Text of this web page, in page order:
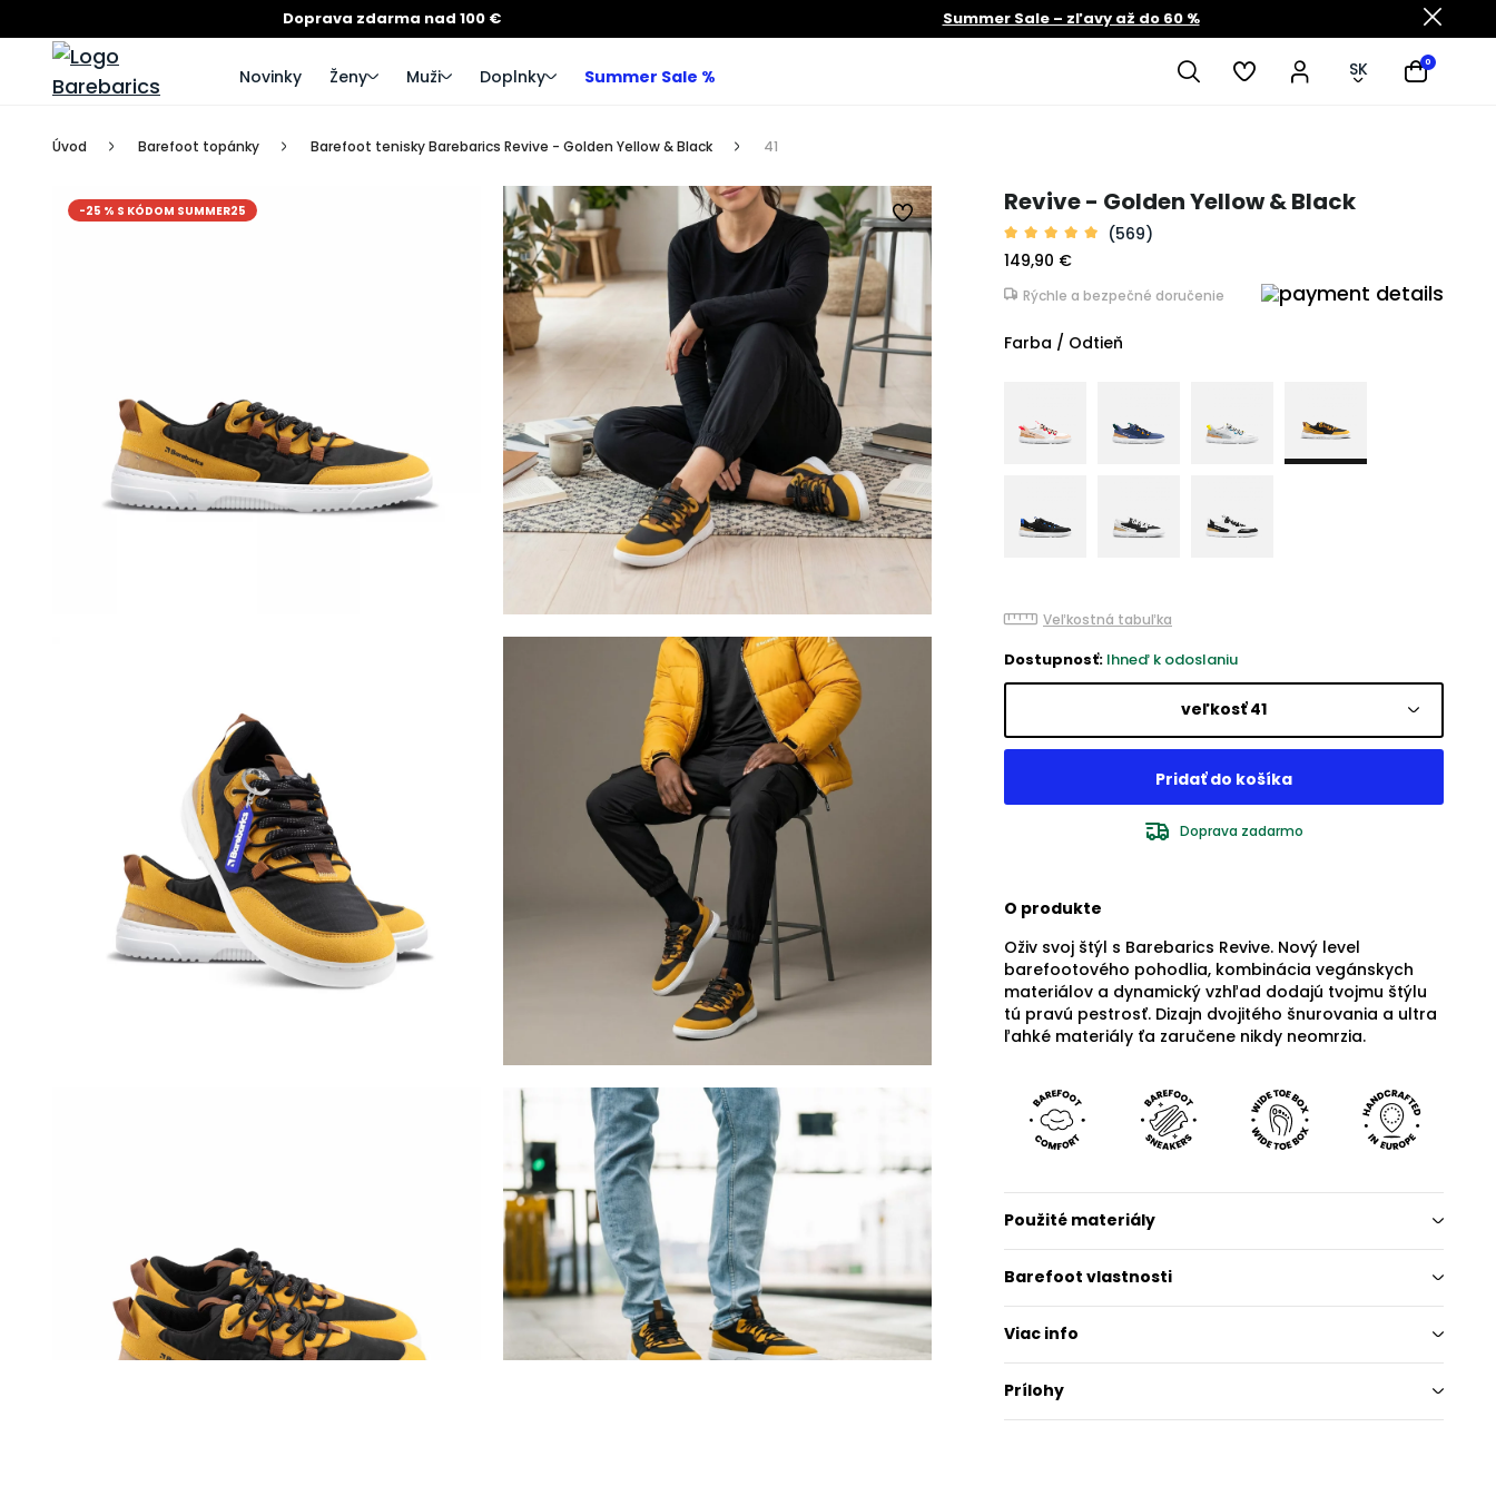
Doprava zdarma nad 100 € Summer Sale – zľavy až do 60 %
Novinky Ženy Muži Doplnky Summer Sale % SK 0
Úvod Barefoot topánky Barefoot tenisky Barebarics Revive - Golden Yellow & Black 41
-25 % S KÓDOM SUMMER25 Revive - Golden Yellow & Black
(569)
149,90 €
Rýchle a bezpečné doručenie
Farba / Odtieň
Veľkostná tabuľka
Dostupnosť: Ihneď k odoslaniu
veľkosť 41
Doprava zadarmo
O produkte
Oživ svoj štýl s Barebarics Revive. Nový level
barefootového pohodlia, kombinácia vegánskych
materiálov a dynamický vzhľad dodajú tvojmu štýlu
tú pravú pestrosť. Dizajn dvojitého šnurovania a ultra
ľahké materiály ťa zaručene nikdy neomrzia.
Použité materiály
Barefoot vlastnosti
Viac info
Prílohy